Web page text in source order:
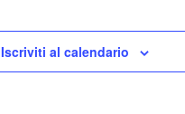
Iscriviti al calendario